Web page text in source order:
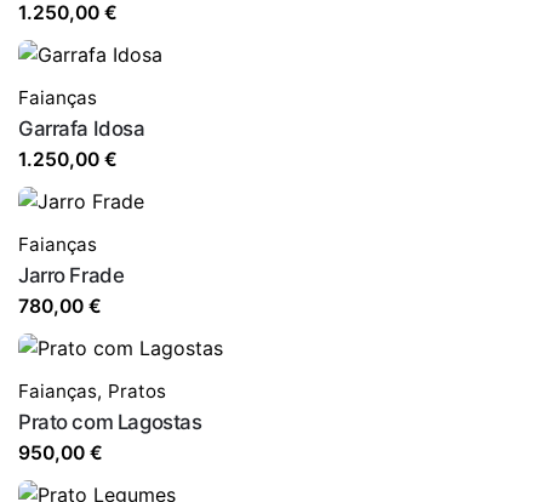
1.250,00 €
Faianças
Garrafa Idosa
1.250,00 €
Faianças
Jarro Frade
780,00 €
Faianças, Pratos
Prato com Lagostas
950,00 €